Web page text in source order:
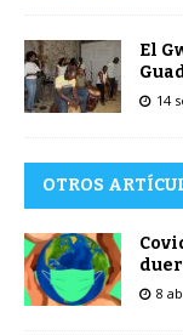
El
14
OTROS
8